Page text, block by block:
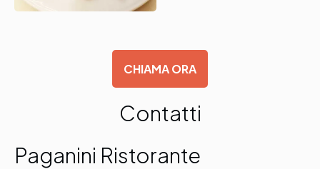
CHIAMA ORA
Contatti
Paganini Ristorante